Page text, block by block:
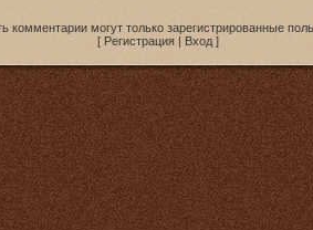
комментарии могут только зарегистрированные
[ Регистрация | Вход ]